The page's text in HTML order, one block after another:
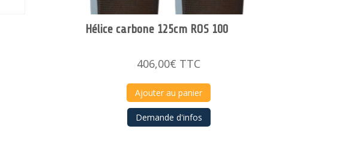
Hélice carbone 125cm ROS 100
406,00€ TTC
Ajouter au panier
Demande d'infos